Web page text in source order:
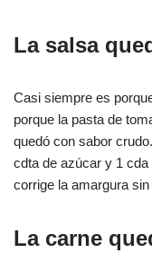
La salsa
Casi siempre es
porque la pasta de
quedó con sabor
cdta de azúcar y 1
corrige la amargura
La carne